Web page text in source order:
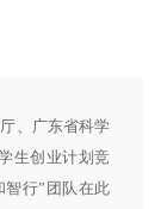
、广东省科学
生创业计划竞
智行”团队在此